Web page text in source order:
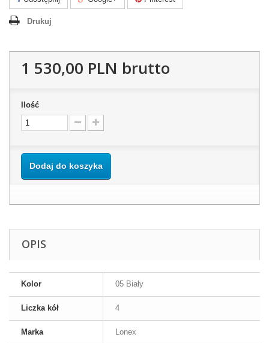
Drukuj
1 530,00 PLN brutto
Ilość
Dodaj do koszyka
OPIS
Kolor 05 Biały
Liczka kół 4
Marka Lonex